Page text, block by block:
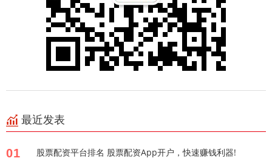
最近发表
01 股票配资平台排名 股票配资App开户，快速赚钱利器!